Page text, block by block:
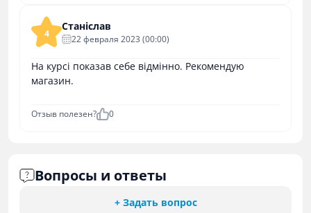
4
Станіслав
22 февраля 2023 (00:00)
На курсі показав себе відмінно. Рекомендую
магазин.
Отзыв полезен? 0
Вопросы и ответы
+ Задать вопрос